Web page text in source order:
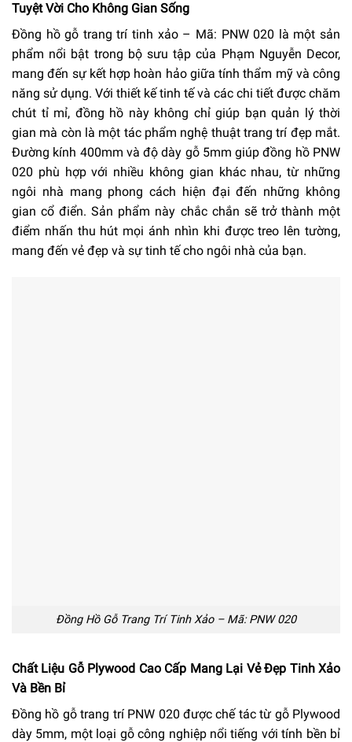
Tuyệt Vời Cho Không Gian Sống
Đồng hồ gỗ trang trí tinh xảo – Mã: PNW 020 là một sản
phẩm nổi bật trong bộ sưu tập của Phạm Nguyễn Decor,
mang đến sự kết hợp hoàn hảo giữa tính thẩm mỹ và công
năng sử dụng. Với thiết kế tinh tế và các chi tiết được chăm
chút tỉ mỉ, đồng hồ này không chỉ giúp bạn quản lý thời
gian mà còn là một tác phẩm nghệ thuật trang trí đẹp mắt.
Đường kính 400mm và độ dày gỗ 5mm giúp đồng hồ PNW
020 phù hợp với nhiều không gian khác nhau, từ những
ngôi nhà mang phong cách hiện đại đến những không
gian cổ điển. Sản phẩm này chắc chắn sẽ trở thành một
điểm nhấn thu hút mọi ánh nhìn khi được treo lên tường,
mang đến vẻ đẹp và sự tinh tế cho ngôi nhà của bạn.
Đồng Hồ Gỗ Trang Trí Tinh Xảo – Mã: PNW 020
Chất Liệu Gỗ Plywood Cao Cấp Mang Lại Vẻ Đẹp Tinh Xảo
Và Bền Bỉ
Đồng hồ gỗ trang trí PNW 020 được chế tác từ gỗ Plywood
dày 5mm, một loại gỗ công nghiệp nổi tiếng với tính bền bỉ